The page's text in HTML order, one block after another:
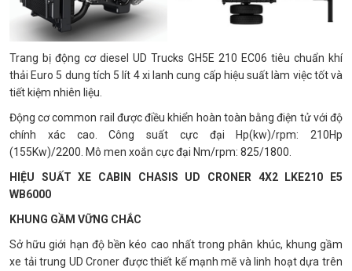
Trang bị động cơ diesel UD Trucks GH5E 210 EC06 tiêu chuẩn khí
thải Euro 5 dung tích 5 lít 4 xi lanh cung cấp hiệu suất làm việc tốt và
tiết kiệm nhiên liệu.
Động cơ common rail được điều khiển hoàn toàn bằng điện tử với độ
chính xác cao. Công suất cực đại Hp(kw)/rpm: 210Hp
(155Kw)/2200. Mô men xoắn cực đại Nm/rpm: 825/1800.
HIỆU SUẤT XE CABIN CHASIS UD CRONER 4X2 LKE210 E5
WB6000
KHUNG GẦM VỮNG CHẮC
Sở hữu giới hạn độ bền kéo cao nhất trong phân khúc, khung gầm
xe tải trung UD Croner được thiết kế mạnh mẽ và linh hoạt dựa trên